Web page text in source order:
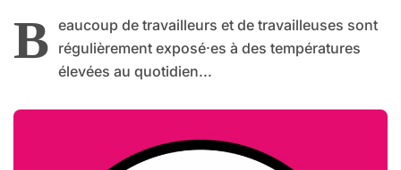
B eaucoup de travailleurs et de travailleuses sont
régulièrement exposé·es à des températures
élevées au quotidien...